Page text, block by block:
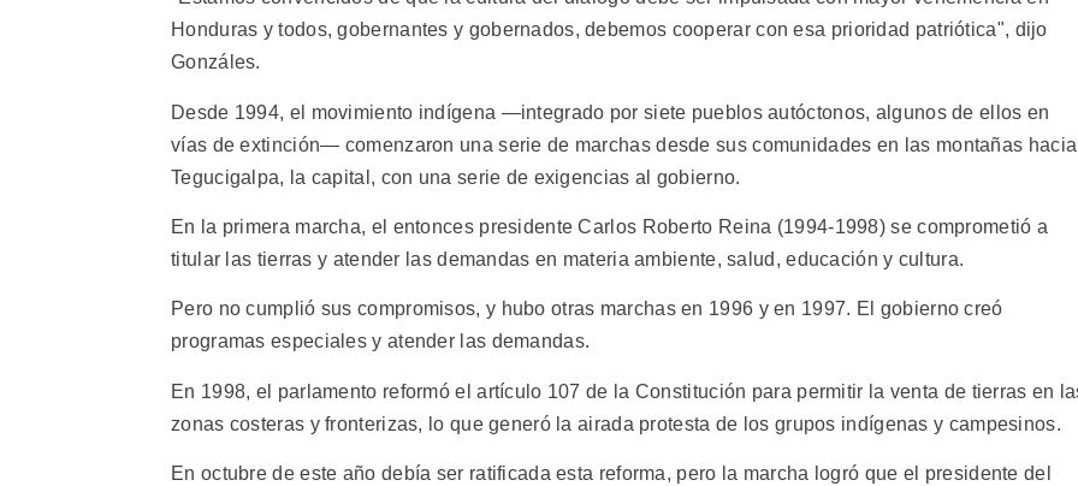
Honduras y todos, gobernantes y gobernados, debemos cooperar con esa prioridad patriótica", dijo
Gonzáles.
Desde 1994, el movimiento indígena —integrado por siete pueblos autóctonos, algunos de ellos en
vías de extinción— comenzaron una serie de marchas desde sus comunidades en las montañas hacia
Tegucigalpa, la capital, con una serie de exigencias al gobierno.
En la primera marcha, el entonces presidente Carlos Roberto Reina (1994-1998) se comprometió a
titular las tierras y atender las demandas en materia ambiente, salud, educación y cultura.
Pero no cumplió sus compromisos, y hubo otras marchas en 1996 y en 1997. El gobierno creó
programas especiales y atender las demandas.
En 1998, el parlamento reformó el artículo 107 de la Constitución para permitir la venta de tierras en
zonas costeras y fronterizas, lo que generó la airada protesta de los grupos indígenas y campesinos.
En octubre de este año debía ser ratificada esta reforma, pero la marcha logró que el presidente del